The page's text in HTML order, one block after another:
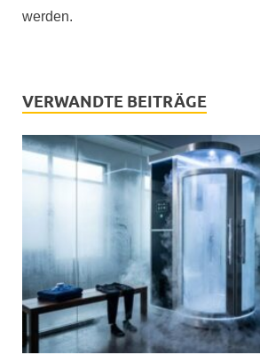
werden.
VERWANDTE BEITRÄGE